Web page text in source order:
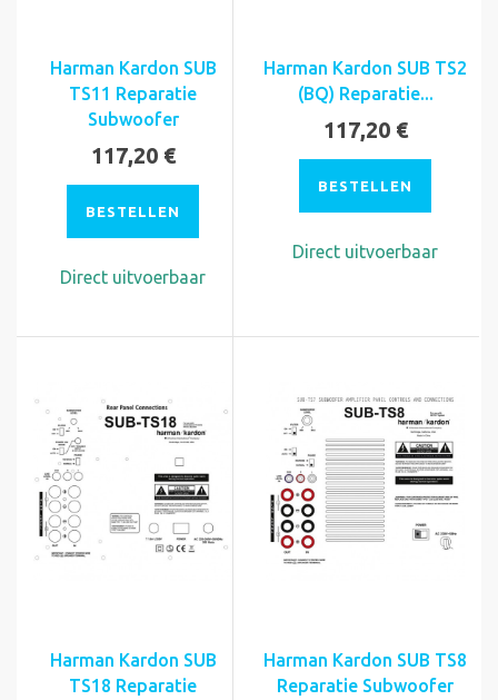
Harman Kardon SUB
TS11 Reparatie
Subwoofer
117,20 €
BESTELLEN
Direct uitvoerbaar
Harman Kardon SUB TS2
(BQ) Reparatie...
117,20 €
BESTELLEN
Direct uitvoerbaar
Harman Kardon SUB
TS18 Reparatie
Harman Kardon SUB TS8
Reparatie Subwoofer